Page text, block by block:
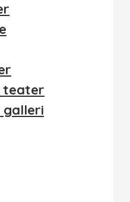
teater
galleri